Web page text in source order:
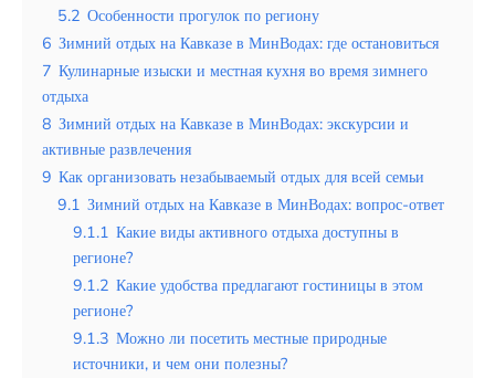
Вид отдыха
Горы
Море
Музей-усадьба Тургенева в Спасском-
Лутовинове - Путешествие в мир
классики
5.2 Особенности прогулок по региону
6 Зимний отдых на Кавказе в МинВодах: где остановиться
7 Кулинарные изыски и местная кухня во время зимнего
отдыха
8 Зимний отдых на Кавказе в МинВодах: экскурсии и
активные развлечения
9 Как организовать незабываемый отдых для всей семьи
9.1 Зимний отдых на Кавказе в МинВодах: вопрос-ответ
9.1.1 Какие виды активного отдыха доступны в
регионе?
9.1.2 Какие удобства предлагают гостиницы в этом
регионе?
9.1.3 Можно ли посетить местные природные
источники, и чем они полезны?